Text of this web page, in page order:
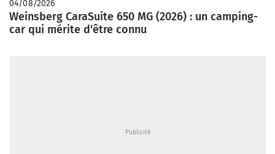
04/08/2026
Weinsberg CaraSuite 650 MG (2026) : un camping-
car qui mérite d'être connu